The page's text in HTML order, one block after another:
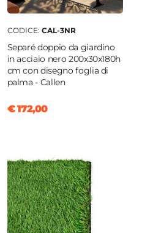
CODICE: CAL-3NR
Separé doppio da giardino
in acciaio nero 200x30x180h
cm con disegno foglia di
palma - Callen
€ 172,00